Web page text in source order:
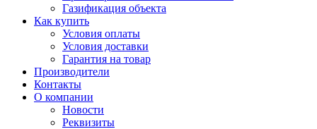
Газификация объекта
Как купить
Условия оплаты
Условия доставки
Гарантия на товар
Производители
Контакты
О компании
Новости
Реквизиты